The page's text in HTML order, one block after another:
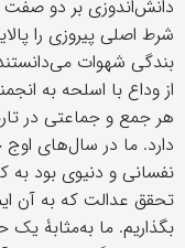
دانش‌اندوزی بر دو صفت
شرط اصلی پیروزی را
بندگی شهوات
از وداع با اسلحه به
هر جمع و جماعتی در
دارد. ما در سال‌های
نفسانی و دنیوی بود به
تحقق عدالت که به آن
بگذاریم. ما به‌مثابۀ